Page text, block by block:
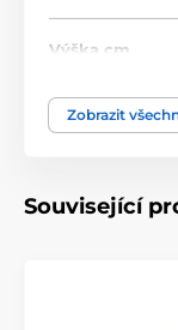
Výška cm
Motiv
Zobrazit
Související